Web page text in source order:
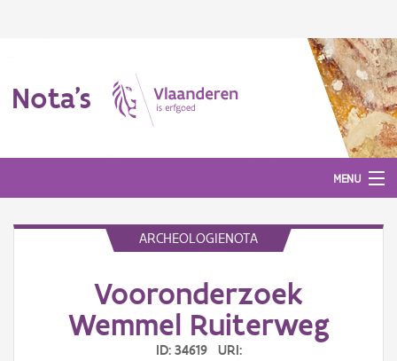
Nota's
MENU
ARCHEOLOGIENOTA
Vooronderzoek
Wemmel Ruiterweg
ID: 34619 URI: